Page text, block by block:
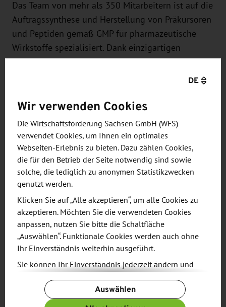
Das Team von mehr als 350 Mitarbeitern ist auf die
Auftragssynthese und Herstellung von Präkursoren
und Peptiden gemäß GMP für pharmazeutische
Wirkstoffe spezialisiert. Dank einzigartigen
Ausrüstung erreicht ABX höchste Forschungs-,
Beispielsweise betreibt das Unternehmen wir ein
Heißzellen-Labor für die Forschung und
Entwicklung neuer radiopharmazeutischer Kits und
Kassetten für das eigene Produktportfolio und für
die Zusammenarbeit mit Pharmaunternehmen.
Umfangreiche Laborflächen ermöglichen es,
Stabilitätsstudien der hauseigenen Produkte und
interne Sterilitätstests radioaktiver Arzneimittel
durchzuführen. Durch die Produktion von
aseptischen Hilfsstoffen und sterilen
von externen Zulieferern.
ABX ist zudem autorisierter Hersteller
DE
Wir verwenden Cookies
Die Wirtschaftsförderung Sachsen GmbH (WFS)
verwendet Cookies, um Ihnen ein optimales
Webseiten-Erlebnis zu bieten. Dazu zählen Cookies,
die für den Betrieb der Seite notwendig sind sowie
solche, die lediglich zu anonymen Statistikzwecken
genutzt werden.
Klicken Sie auf „Alle akzeptieren“, um alle Cookies zu
akzeptieren. Möchten Sie die verwendeten Cookies
anpassen, nutzen Sie bitte die Schaltfläche
„Auswählen“. Funktionale Cookies werden auch ohne
Ihr Einverständnis weiterhin ausgeführt.
Sie können Ihr Einverständnis jederzeit ändern und
Schaltfläche „Cookie-Einstellungen ändern“ zur
Verfügung.
Auswählen